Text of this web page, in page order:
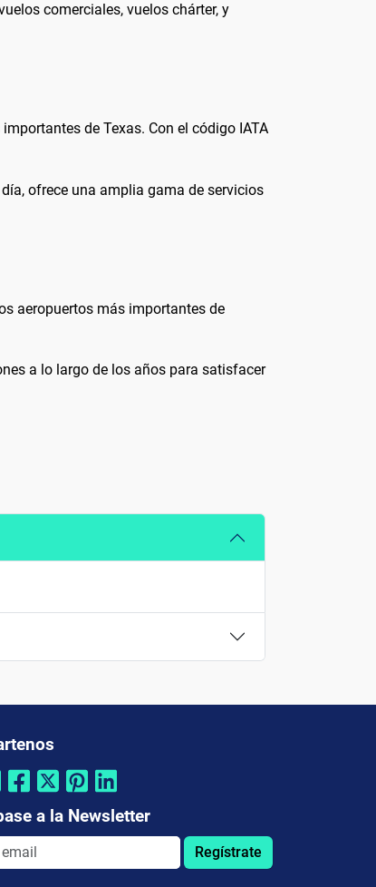
comerciales, vuelos chárter, y
de Texas. Con el código IATA
ofrece una amplia gama de servicios
aeropuertos más importantes de
a lo largo de los años para satisfacer
a la Newsletter
Regístrate